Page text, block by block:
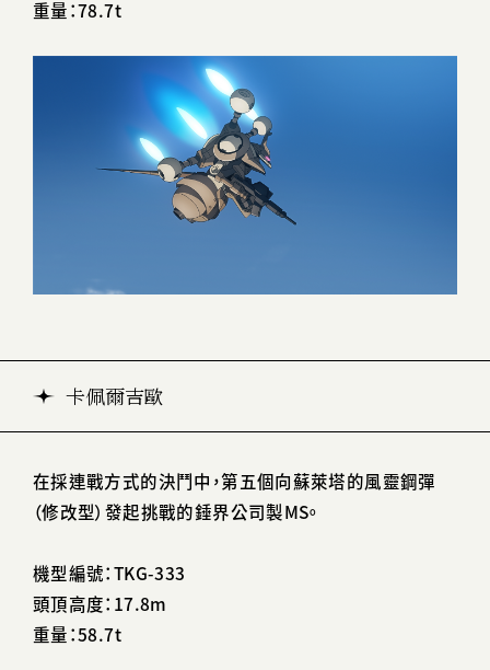
重量：78.7t
卡佩爾吉歐
在採連戰方式的決鬥中，第五個向蘇萊塔的風靈鋼彈
（修改型）發起挑戰的錘界公司製MS。
機型編號：TKG-333
頭頂高度：17.8m
重量：58.7t